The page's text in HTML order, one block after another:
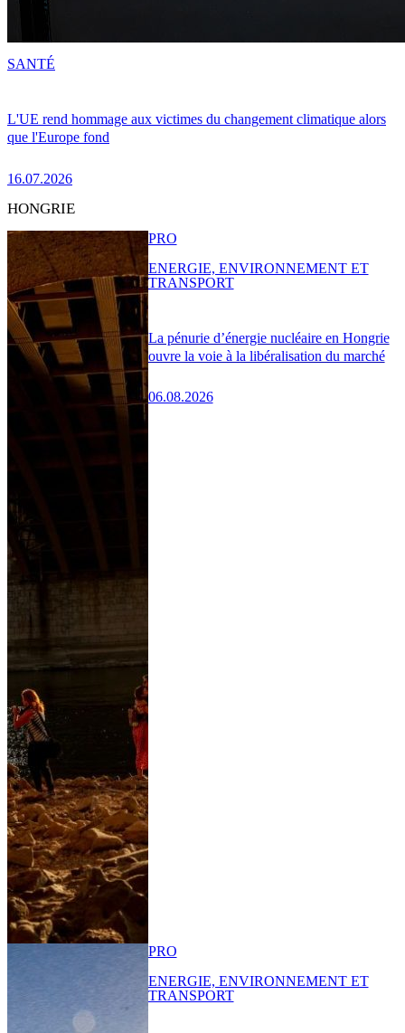
L'UE rend hommage aux victimes du changement climatique alors
que l'Europe fond
16.07.2026
SANTÉ
HONGRIE
La pénurie d’énergie nucléaire en Hongrie
ouvre la voie à la libéralisation du marché
06.08.2026
PRO
ENERGIE, ENVIRONNEMENT ET
TRANSPORT
PRO
ENERGIE, ENVIRONNEMENT ET
TRANSPORT